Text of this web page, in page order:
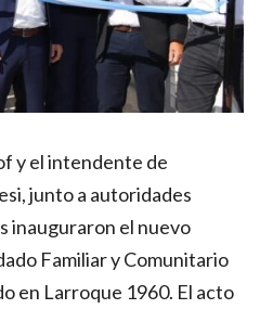
y el intendente de
junto a autoridades
inauguraron el nuevo
Familiar y Comunitario
en Larroque 1960. El acto